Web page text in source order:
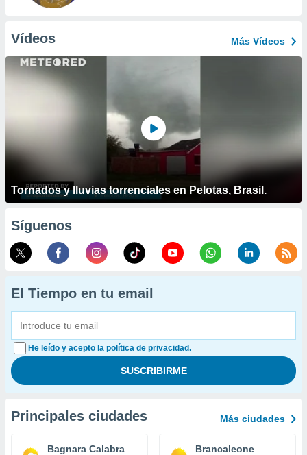
Vídeos Más Vídeos
Tornados y lluvias torrenciales en Pelotas, Brasil.
Síguenos
El Tiempo en tu email
He leído y acepto la política de privacidad.
Principales ciudades Más ciudades
Bagnara Calabra Brancaleone